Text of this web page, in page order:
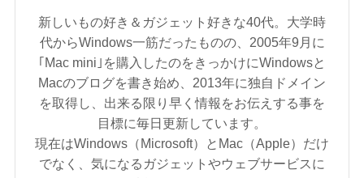
新しいもの好き＆ガジェット好きな40代。大学時
代からWindows一筋だったものの、2005年9月に
｢Mac mini｣を購入したのをきっかけにWindowsと
Macのブログを書き始め、2013年に独自ドメイン
を取得し、出来る限り早く情報をお伝えする事を
目標に毎日更新しています。
現在はWindows（Microsoft）とMac（Apple）だけ
でなく、気になるガジェットやウェブサービスに